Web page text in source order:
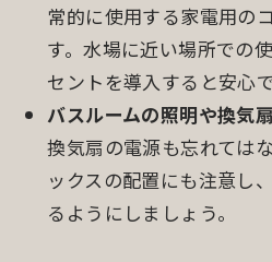
常的に使用する家電用の
す。水場に近い場所での
セントを導入すると安心で
バスルームの照明や換気扇
換気扇の電源も忘れては
ックスの配置にも注意し
るようにしましょう。